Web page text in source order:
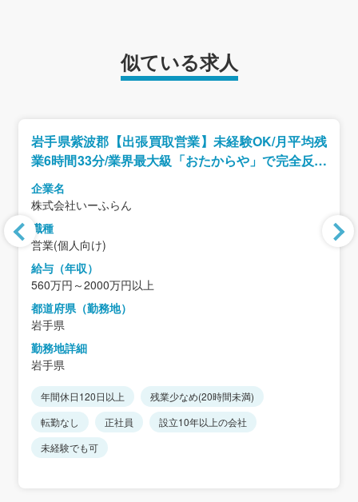
似ている求人
岩手県紫波郡【出張買取営業】未経験OK/月平均残
業6時間33分/業界最大級「おたからや」で完全反響
型の営業/インセンティブ制度あり
企業名
株式会社いーふらん
職種
営業(個人向け)
給与（年収）
560万円～2000万円以上
都道府県（勤務地）
岩手県
勤務地詳細
岩手県
年間休日120日以上
残業少なめ(20時間未満)
転勤なし
正社員
設立10年以上の会社
未経験でも可